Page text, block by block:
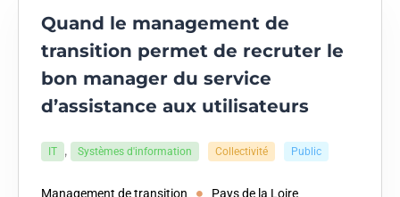
Quand le management de
transition permet de recruter le
bon manager du service
d’assistance aux utilisateurs
IT , Systèmes d'information Collectivité Public
Management de transition Pays de la Loire